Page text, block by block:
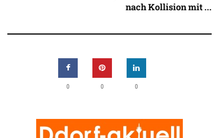
nach Kollision mit ...
0 0 0